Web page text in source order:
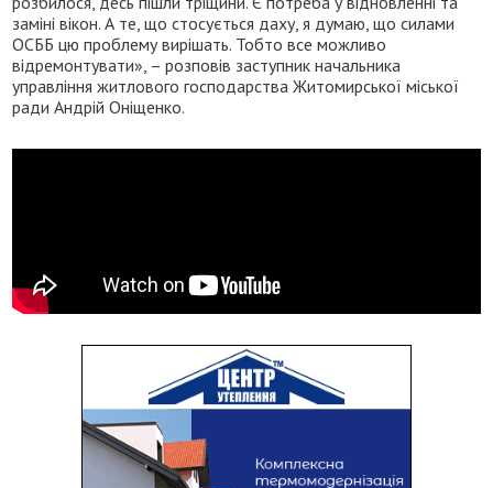
заміні вікон. А те, що стосується даху, я думаю, що силами
ОСББ цю проблему вирішать. Тобто все можливо
відремонтувати», – розповів заступник начальника
управління житлового господарства Житомирської міської
ради Андрій Оніщенко.